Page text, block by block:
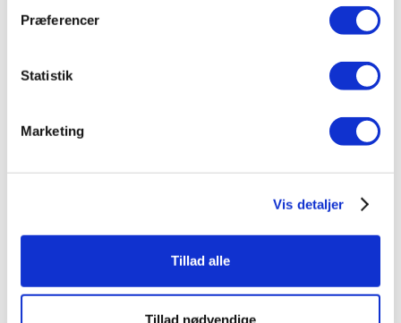
Præferencer
Statistik
Marketing
Vis detaljer
Tillad alle
Tillad nødvendige